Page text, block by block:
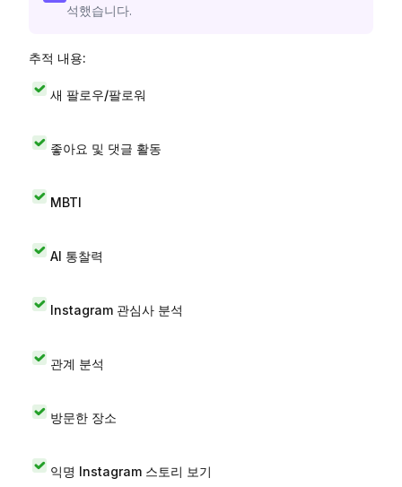
석했습니다.
추적 내용:
새 팔로우/팔로워
좋아요 및 댓글 활동
MBTI
AI 통찰력
Instagram 관심사 분석
관계 분석
방문한 장소
익명 Instagram 스토리 보기